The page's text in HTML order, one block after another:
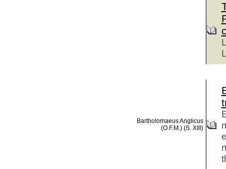
Bartholomaeus Anglicus
(O.F.M.) (S. XIII)